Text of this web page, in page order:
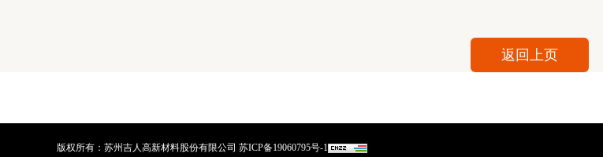
返回上页
版权所有：苏州吉人高新材料股份有限公司 苏ICP备19060795号-1